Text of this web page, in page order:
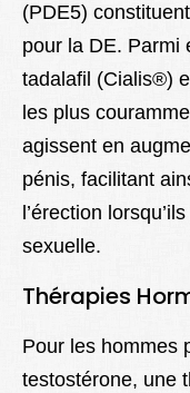
(PDE5)
pour la DE. Parmi
tadalafil (Cialis®)
les plus
agissent en
pénis, facilitant
l’érection
sexuelle.
Thérapies
Pour les hommes
testostérone, une